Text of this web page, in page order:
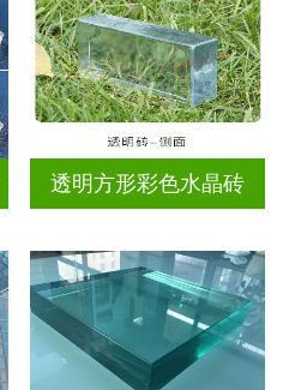
透明方形彩色水晶砖